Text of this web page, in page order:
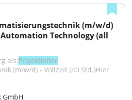
(m/w/d)
Technology (all
als:Projektleiter
(m/w/d) - Vollzeit (40 Std.)Hier
GmbH